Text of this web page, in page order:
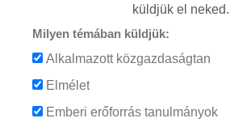
küldjük el neked.
Milyen témában küldjük:
Alkalmazott közgazdaságtan
Elmélet
Emberi erőforrás tanulmányok